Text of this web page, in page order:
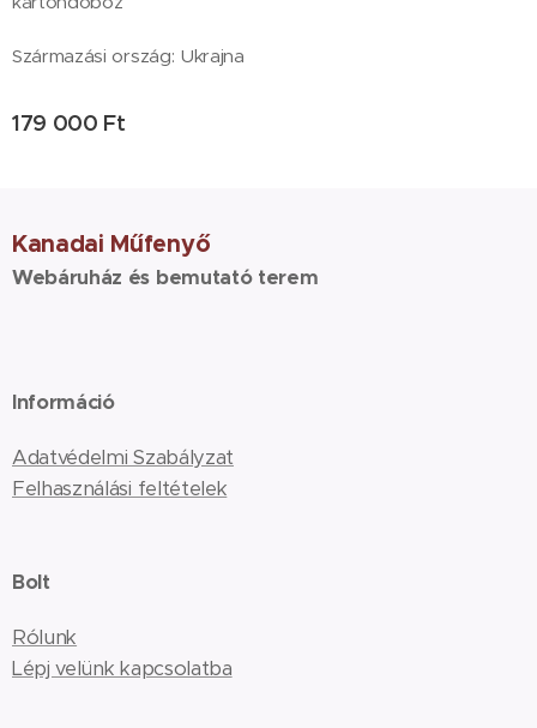
Származási ország: Ukrajna
179 000 Ft
Kanadai Műfenyő
Webáruház és bemutató terem
Információ
Adatvédelmi Szabályzat
Felhasználási feltételek
Bolt
Rólunk
Lépj velünk kapcsolatba